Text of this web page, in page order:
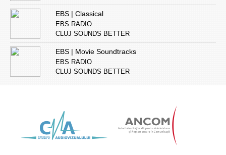
EBS | Classical
EBS RADIO
CLUJ SOUNDS BETTER
EBS | Movie Soundtracks
EBS RADIO
CLUJ SOUNDS BETTER